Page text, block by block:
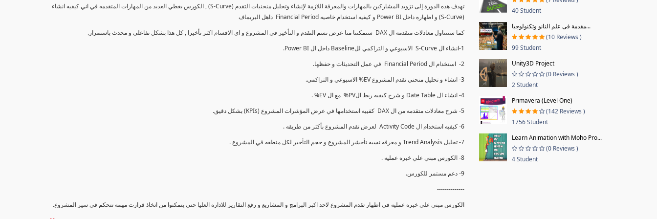
تهدف هذه الدورة إلى تزويد المشاركين بالمهارات والمعرفة اللازمة لإنشاء وتحليل منحنيات التقدم (S-Curve) , الكورس يغطي العديد من المهارات المتقدمه في اني كيفيه انشاء
(S-Curve) و اظهاره داخل Power BI و كيفيه استخدام خاصيه Financial Period داهل البريماف
كما سنتناول معادلات متقدمه ال DAX ستمكننا منا عرض نسم التقدم و التأخير في المشروع و اي الاقسام اكثر تأخيرا , كل هذا بشكل تفاعلي و محدث باستمرار.
1-انشاء ال S-Curve الاسبوعي و التراكمي للBaseline داخل ال Power BI.
2- استخدام ال Financial Period في عمل التحديثات و حفظها.
3- انشاء و تحليل منحني تقدم المشروع EV% الاسبوعي و التراكمي.
4- انشاء ال Date Table و شرح كيفيه ربط الPV% مع ال EV% .
5- شرح معادلات متقدمه من ال DAX كفييه استخدامها في عرض المؤشرات المشروع (KPIs) بشكل دقيق.
6- كيفيه استخدام ال Activity Code لعرض تقدم المشروع بأكثر من طريقه .
7- تحليل Trend Analysis و معرفه نسبه تأخشر المشروع و حجم التأخير لكل منطقه في المشروع .
8- الكورس مبني علي خبره عمليه .
9- دعم مستمر للكورس.
--------------
الكورس مبني علي خبره عمليه في اظهار تقدم المشروع لاحد اكبر البرامج و المشاريع و رفع التقارير للاداره العليا حتي يتمكنوا من اتخاذ قرارت مهمه تتحكم في سير المشروع.
40 Student
مقدمة فى علم النانو وتكنولوجيا...
(10 Reviews )
99 Student
Unity3D Project
(0 Reviews )
2 Student
Primavera (Level One)
(142 Reviews )
1756 Student
Learn Animation with Moho Pro...
(0 Reviews )
4 Student